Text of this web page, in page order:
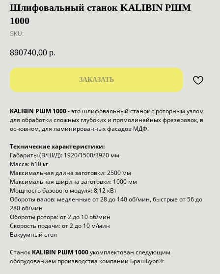
Шлифовальный станок KALIBIN РШМ
1000
SKU:
890740,00 р.
ЗАКАЗАТЬ
KALIBIN РШМ 1000- это шлифовальный станок с роторным узлом
для обработки сложных глубоких и прямолинейных фрезеровок, в
основном, для ламинированных фасадов МДФ.
Технические характеристики:
Габариты (В/Ш/Д): 1920/1500/3920 мм
Масса: 610 кг
Максимальная длина заготовки: 2500 мм
Максимальная ширина заготовки: 1000 мм
Мощность базового модуля: 8,12 кВт
Обороты валов: медленные от 28 до 140 об/мин, быстрые от 56 до
280 об/мин
Обороты ротора: от 2 до 10 об/мин
Скорость подачи: от 2 до 10 м/мин
Вакуумный стол
Станок KALIBIN РШМ 1000укомплектован следующим
оборудованием производства компании БрашБург®: